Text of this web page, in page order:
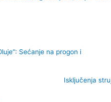
Sećanje na progon i